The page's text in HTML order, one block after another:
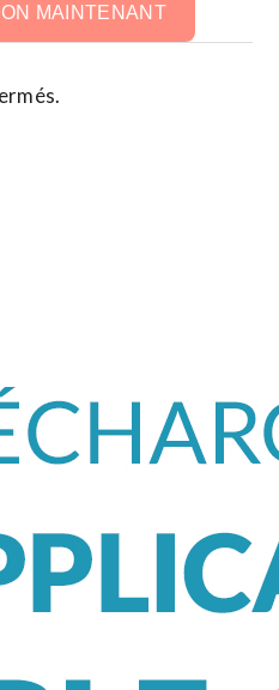
MAINTENANT